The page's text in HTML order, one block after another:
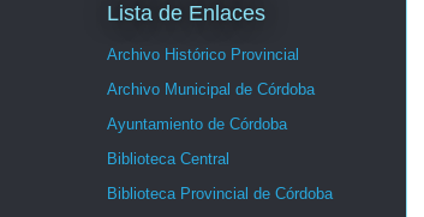
Lista de Enlaces
Archivo Histórico Provincial
Archivo Municipal de Córdoba
Ayuntamiento de Córdoba
Biblioteca Central
Biblioteca Provincial de Córdoba